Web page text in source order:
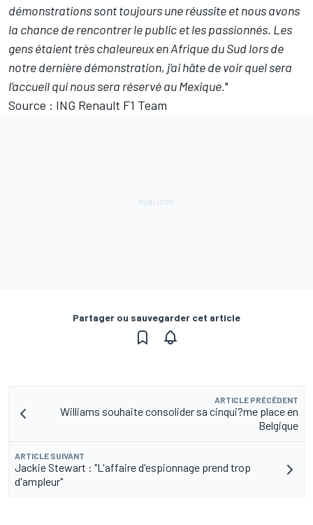
démonstrations sont toujours une réussite et nous avons
la chance de rencontrer le public et les passionnés. Les
gens étaient très chaleureux en Afrique du Sud lors de
notre dernière démonstration, j’ai hâte de voir quel sera
l’accueil qui nous sera réservé au Mexique."
Source : ING Renault F1 Team
Partager ou sauvegarder cet article
ARTICLE PRÉCÉDENT
Williams souhaite consolider sa cinqui?me place en
Belgique
ARTICLE SUIVANT
Jackie Stewart : "L'affaire d'espionnage prend trop
d'ampleur"